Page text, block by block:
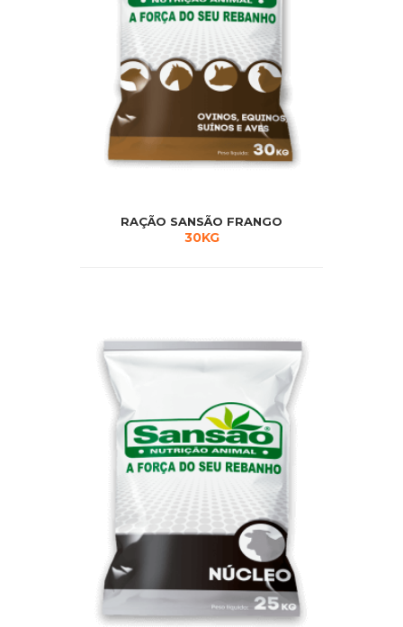
RAÇÃO SANSÃO FRANGO
30KG